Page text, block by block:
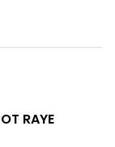
RAYE